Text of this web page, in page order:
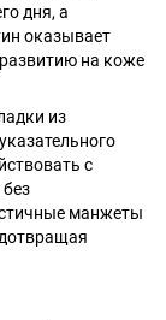
дня, а
оказывает
на коже
из
с
манжеты